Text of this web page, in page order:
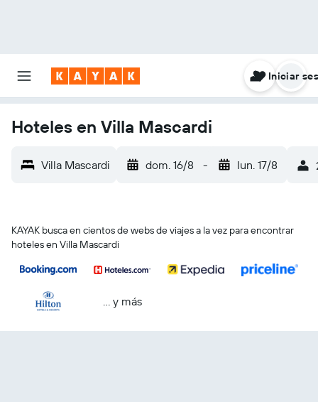
Iniciar
Hoteles en Villa Mascardi
Villa Mascardi dom. 16/8 - lun. 17/8
KAYAK busca en cientos de webs de viajes a la vez para encontrar
hoteles en Villa Mascardi
… y más